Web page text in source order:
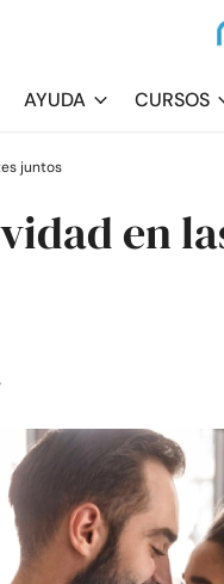
AYUDA CURSOS
juntos
en